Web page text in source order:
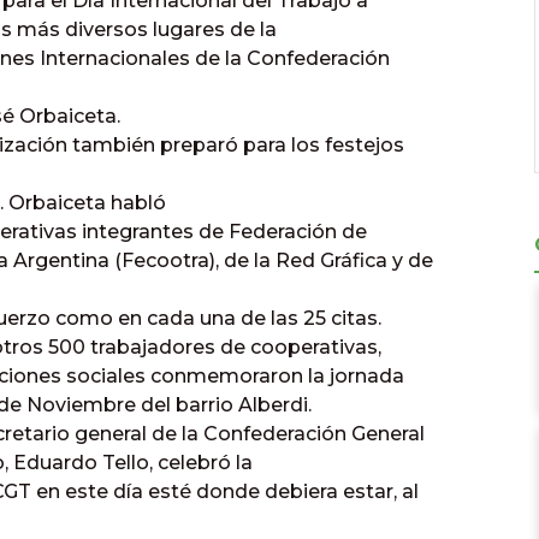
más diversos lugares de la
Internacionales de la Confederación
Orbaiceta.
también preparó para los festejos
Orbaiceta habló
integrantes de Federación de
Argentina (Fecootra), de la Red Gráfica y de
como en cada una de las 25 citas.
500 trabajadores de cooperativas,
sociales conmemoraron la jornada
Noviembre del barrio Alberdi.
general de la Confederación General
Eduardo Tello, celebró la
en este día esté donde debiera estar, al